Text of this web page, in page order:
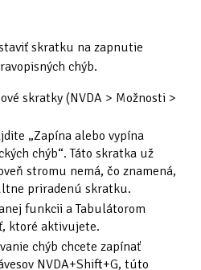
skratku na zapnutie
chýb.
skratky (NVDA > Možnosti >
„Zapína alebo vypína
chýb“. Táto skratka už
stromu nemá, čo znamená,
priradenú skratku.
funkcii a Tabulátorom
ktoré aktivujete.
chýb chcete zapínať
NVDA+Shift+G, túto